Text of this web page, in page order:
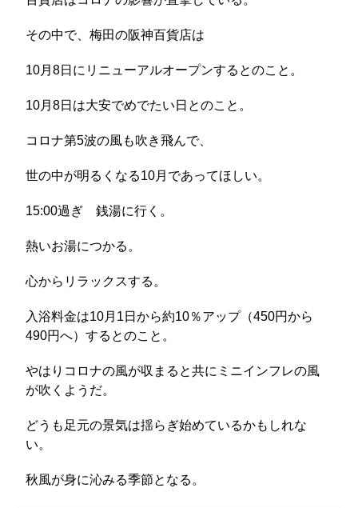
その中で、梅田の阪神百貨店は
10月8日にリニューアルオープンするとのこと。
10月8日は大安でめでたい日とのこと。
コロナ第5波の風も吹き飛んで、
世の中が明るくなる10月であってほしい。
15:00過ぎ 銭湯に行く。
熱いお湯につかる。
心からリラックスする。
入浴料金は10月1日から約10％アップ（450円から
490円へ）するとのこと。
やはりコロナの風が収まると共にミニインフレの風
が吹くようだ。
どうも足元の景気は揺らぎ始めているかもしれな
い。
秋風が身に沁みる季節となる。